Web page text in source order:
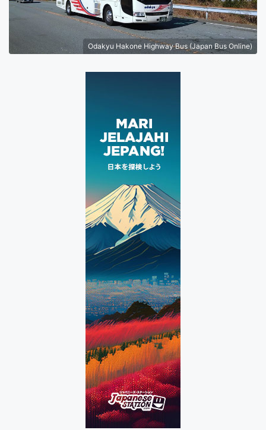
Odakyu Hakone Highway Bus (Japan Bus Online)